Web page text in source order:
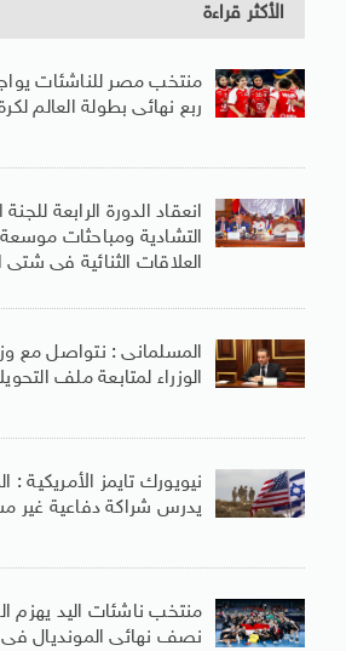
الأكثر قراءة
منتخب مصر للناشئات
ربع نهائى بطولة العالم
انعقاد الدورة الرابعة
التشادية ومباحثات
العلاقات الثنائية فى شتى
المسلمانى : نتواصل مع
الوزراء لمتابعة ملف
نيويورك تايمز الأمريكية
يدرس شراكة دفاعية غير
منتخب ناشئات اليد يهزم
نصف نهائى المونديال فى